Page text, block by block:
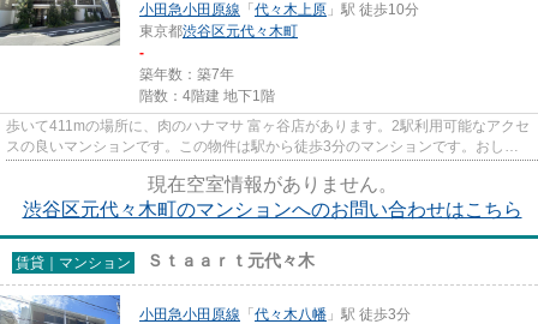
小田急小田原線 「 代々木上原 」駅 徒歩10分
東京都渋谷区元代々木町
-
築年数：築7年
階数：4階建 地下1階
歩いて411mの場所に、肉のハナマサ 富ヶ谷店があります。2駅利用可能なアクセ
スの良いマンションです。この物件は駅から徒歩3分のマンションです。おしゃ
現在空室情報がありません。
渋谷区元代々木町のマンションへのお問い合わせはこちら
賃貸｜マンション Ｓｔａａｒｔ元代々木
小田急小田原線 「 代々木八幡 」駅 徒歩3分